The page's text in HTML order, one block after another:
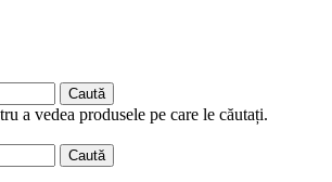
Caută
a vedea produsele pe care le căutați.
Caută